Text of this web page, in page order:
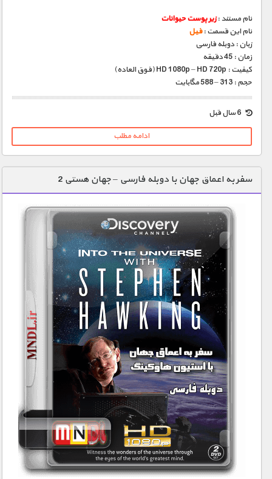
نام مستند :زیر پوست حیوانات
نام این قسمت :فیل
زبان : دوبله فارسی
زمان : 45 دقیقه
کیفیت : HD 1080p – HD 720p (فوق العاده)
حجم : 313 – 588 مگابایت
ادامه مطلب
سفر به اعماق جهان با دوبله فارسی – جهان هستی 2